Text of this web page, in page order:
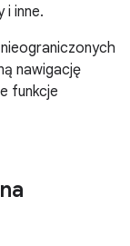
i inne.
nawigację
funkcje